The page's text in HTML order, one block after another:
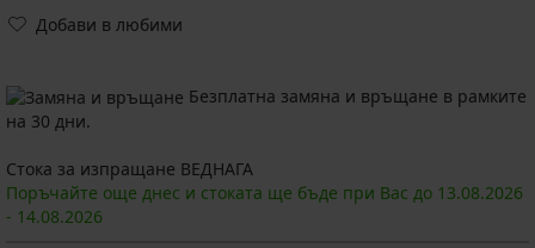
Добави в любими
Безплатна замяна и връщане в рамките
на 30 дни.
Стока за изпращане ВЕДНАГА
Поръчайте още днес и стоката ще бъде при Вас до 13.08.2026
- 14.08.2026